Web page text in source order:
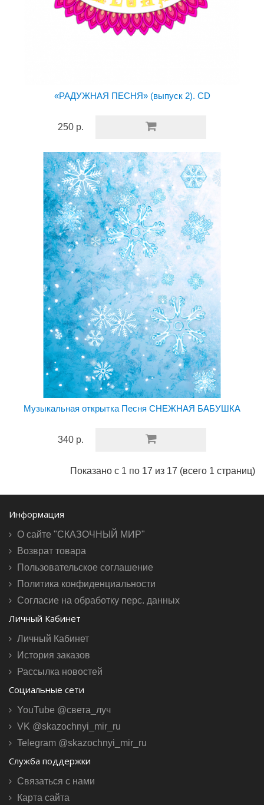
«РАДУЖНАЯ ПЕСНЯ» (выпуск 2). CD
250 р.
Музыкальная открытка Песня СНЕЖНАЯ БАБУШКА
340 р.
Показано с 1 по 17 из 17 (всего 1 страниц)
Информация
О сайте "СКАЗОЧНЫЙ МИР"
Возврат товара
Пользовательское соглашение
Политика конфиденциальности
Согласие на обработку перс. данных
Личный Кабинет
Личный Кабинет
История заказов
Рассылка новостей
Социальные сети
YouTube @света_луч
VK @skazochnyi_mir_ru
Telegram @skazochnyi_mir_ru
Служба поддержки
Связаться с нами
Карта сайта